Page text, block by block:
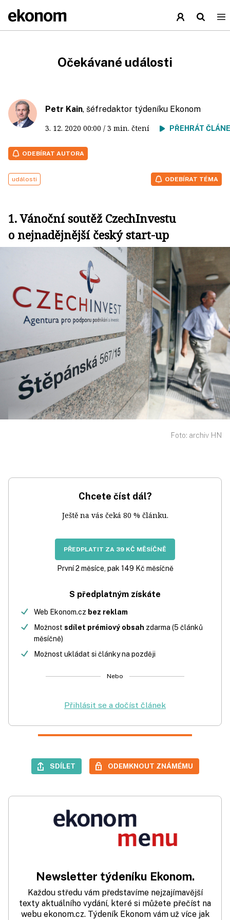
Očekávané události
Petr Kain, šéfredaktor týdeníku Ekonom
3. 12. 2020 00:00 / 3 min. čtení PŘEHRÁT
ODEBÍRAT AUTORA
události ODEBÍRAT TÉMA
1. Vánoční soutěž CzechInvestu
o nejnadějnější český start-up
Foto: archiv HN
Chcete číst dál?
Ještě na vás čeká 80 % článku.
PŘEDPLATIT ZA 39 KČ MĚSÍČNĚ
První 2 měsíce, pak 149 Kč měsíčně
S předplatným získáte
Web Ekonom.cz bez reklam
Možnost sdílet prémiový obsah zdarma (5 článků
měsíčně)
Možnost ukládat si články na později
Nebo
Přihlásit se a dočíst článek
SDÍLET ODEMKNOUT ZNÁMÉMU
Newsletter týdeníku Ekonom.
Každou středu vám představíme nejzajímavější
texty aktuálního vydání, které si můžete přečíst na
webu ekonom.cz. Týdeník Ekonom vám už více jak